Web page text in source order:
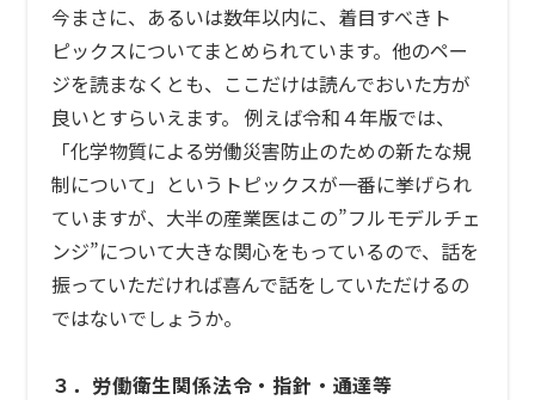
今まさに、あるいは数年以内に、着目すべきト
ピックスについてまとめられています。他のペー
ジを読まなくとも、ここだけは読んでおいた方が
良いとすらいえます。 例えば令和４年版では、
「化学物質による労働災害防止のための新たな規
制について」というトピックスが一番に挙げられ
ていますが、大半の産業医はこの”フルモデルチェ
ンジ”について大きな関心をもっているので、話を
振っていただければ喜んで話をしていただけるの
ではないでしょうか。
３．労働衛生関係法令・指針・通達等